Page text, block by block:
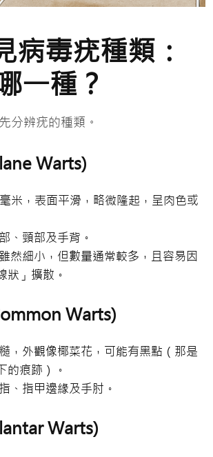
病毒疣種類：
一種？
分辨疣的種類。
Warts)
米，表面平滑，略微隆起，呈肉色或
、頸部及手背。
然細小，但數量通常較多，且容易因
狀」擴散。
Warts)
，外觀像椰菜花，可能有黑點（那是
的痕跡）。
、指甲邊緣及手肘。
Warts)